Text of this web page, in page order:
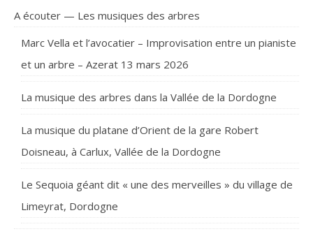
A écouter — Les musiques des arbres
Marc Vella et l’avocatier – Improvisation entre un pianiste
et un arbre – Azerat 13 mars 2026
La musique des arbres dans la Vallée de la Dordogne
La musique du platane d’Orient de la gare Robert
Doisneau, à Carlux, Vallée de la Dordogne
Le Sequoia géant dit « une des merveilles » du village de
Limeyrat, Dordogne